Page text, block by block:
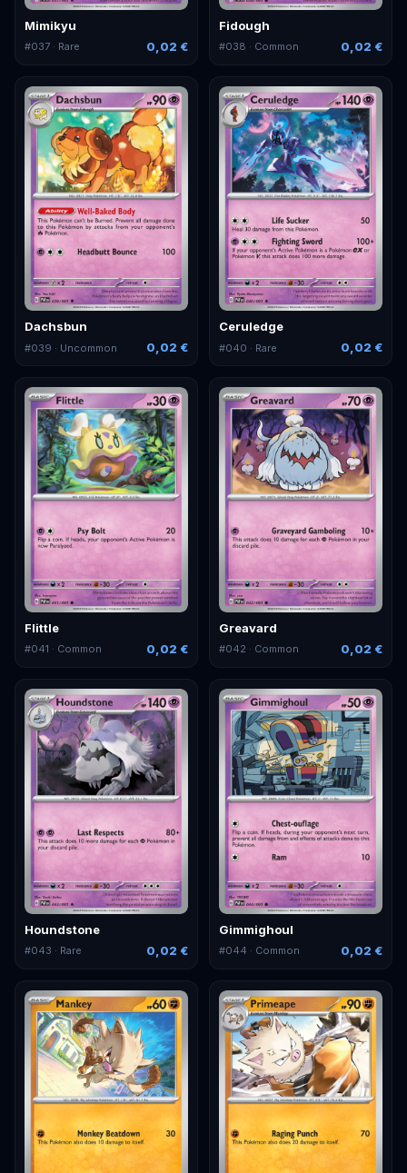
Mimikyu
#037 · Rare 0,02 €
Fidough
#038 · Common 0,02 €
Dachsbun
#039 · Uncommon 0,02 €
Ceruledge
#040 · Rare 0,02 €
Flittle
#041 · Common 0,02 €
Greavard
#042 · Common 0,02 €
Houndstone
#043 · Rare 0,02 €
Gimmighoul
#044 · Common 0,02 €